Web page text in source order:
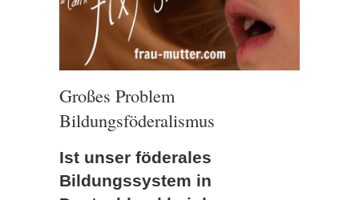
Großes Problem
Bildungsföderalismus
Ist unser föderales
Bildungssystem in